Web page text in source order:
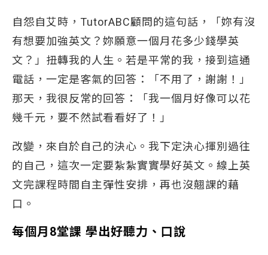
自怨自艾時，TutorABC顧問的這句話，「妳有沒
有想要加強英文？妳願意一個月花多少錢學英
文？」扭轉我的人生。若是平常的我，接到這通
電話，一定是客氣的回答：「不用了，謝謝！」
那天，我很反常的回答：「我一個月好像可以花
幾千元，要不然試看看好了！」
改變，來自於自己的決心。我下定決心揮別過往
的自己，這次一定要紮紮實實學好英文。線上英
文完課程時間自主彈性安排，再也沒翹課的藉
口。
每個月8堂課 學出好聽力、口說